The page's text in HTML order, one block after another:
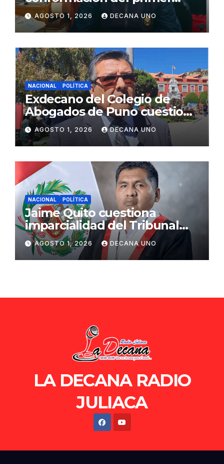
gabinete ministerial de Keiko
Fujimori
AGOSTO 1, 2026 DECANA UNO
NACIONAL POLÍTICA
Exdecano del Colegio de
Abogados de Puno cuestiona
propuestas sobre seguridad
ciudadana
AGOSTO 1, 2026 DECANA UNO
NACIONAL POLÍTICA
Jaime Quito cuestiona
imparcialidad del Tribunal
Constitucional tras liberación
de Ollanta Humala
AGOSTO 1, 2026 DECANA UNO
LA DECANA RADIO
JULIACA